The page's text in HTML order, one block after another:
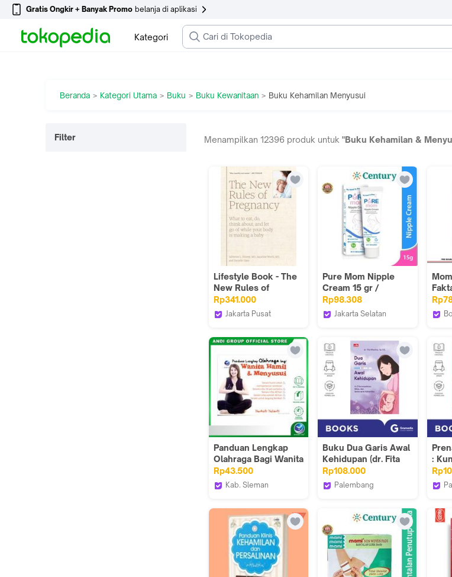
Gratis Ongkir + Banyak Promo belanja di aplikasi
Kategori
Beranda > Kategori Utama > Buku > Buku Kewanitaan > Buku Kehamilan Menyusui
Filter Menampilkan 12396 produk untuk "Buku Kehamilan &
Lifestyle Book - The
New Rules of
Pregnancy -
9781579658571
Rp341.000
Jakarta Pusat
Indonesia
Pure Mom Nipple
Cream 15 gr /
Menyusui / ASI /
Bayi / Puting Susu
Rp98.308
Jakarta Selatan
Dan
Panduan Lengkap
Olahraga Bagi Wanita
Hamil Dan
Menyusui/200228906
Rp43.500
Kab. Sleman
Buku Dua Garis Awal
Kehidupan (dr. Fita
Maulina, Sp.OG.)
Rp108.000
Palembang
: